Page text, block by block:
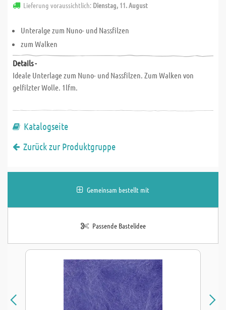
Lieferung voraussichtlich: Dienstag, 11. August
Unteralge zum Nuno- und Nassfilzen
zum Walken
Details -
Ideale Unterlage zum Nuno- und Nassfilzen. Zum Walken von
gelfilzter Wolle. 1lfm.
Katalogseite
Zurück zur Produktgruppe
Gemeinsam bestellt mit
Passende Bastelidee